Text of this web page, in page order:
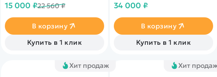
Дальность полета до 1200
15 000 ₽22 560 ₽
В корзину
Купить в 1 клик
Полет 25 минут на дальность
технологии дополнительной
реальности.
34 000 ₽
В корзину
Купить в 1 клик
Хит продаж Хит